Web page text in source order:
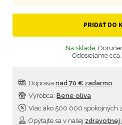
PRIDAŤ DO
Na sklade,
Odosielame
Doprava nad 70 € zadarmo
Viac ako 500 000 spokojných
Výrobca: Bene oliva
Opýtajte sa v našej zdravotnej